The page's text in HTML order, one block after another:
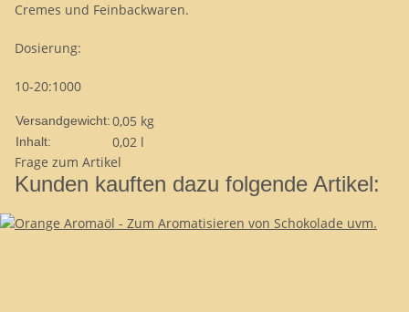
Cremes und Feinbackwaren.
Dosierung:
10-20:1000
Versandgewicht:0,05 kg
Inhalt:
0,02 l
Frage zum Artikel
Kunden kauften dazu folgende Artikel: